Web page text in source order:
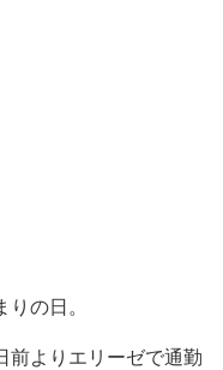
の日。
前よりエリーゼで通勤